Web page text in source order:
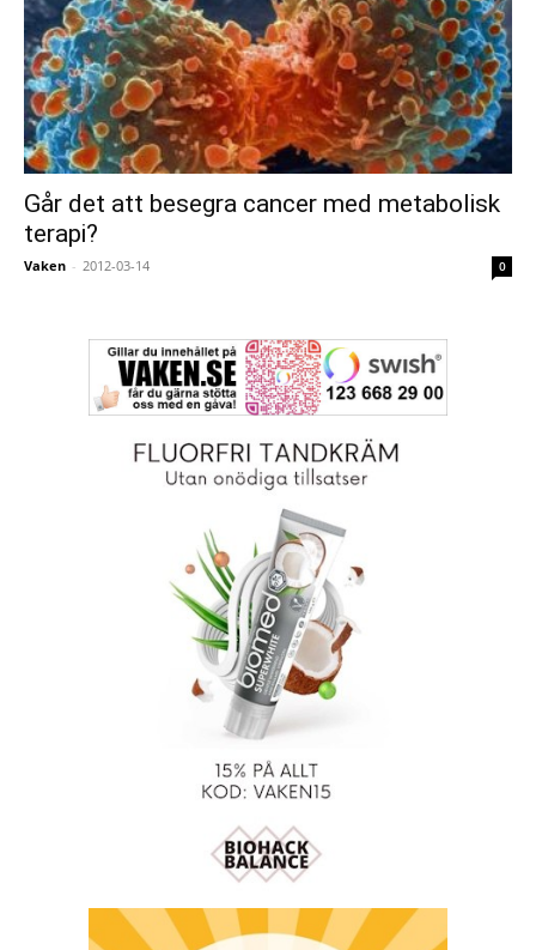
Går det att besegra cancer med metabolisk
terapi?
Vaken - 2012-03-14 0